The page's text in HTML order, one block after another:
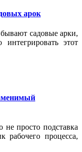
арок
садовые арки,
этот
просто подставка
рабочего процесса,